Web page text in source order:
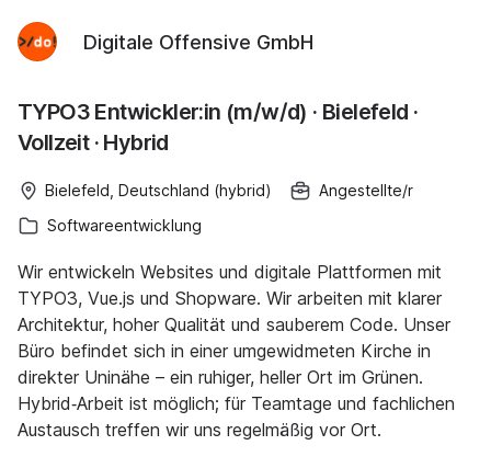
Digitale Offensive GmbH
TYPO3 Entwickler:in (m/w/d) · Bielefeld ·
Vollzeit · Hybrid
Bielefeld, Deutschland (hybrid)
Angestellte/r
Softwareentwicklung
Wir entwickeln Websites und digitale Plattformen mit
TYPO3, Vue.js und Shopware. Wir arbeiten mit klarer
Architektur, hoher Qualität und sauberem Code. Unser
Büro befindet sich in einer umgewidmeten Kirche in
direkter Uninähe – ein ruhiger, heller Ort im Grünen.
Hybrid‑Arbeit ist möglich; für Teamtage und fachlichen
Austausch treffen wir uns regelmäßig vor Ort.